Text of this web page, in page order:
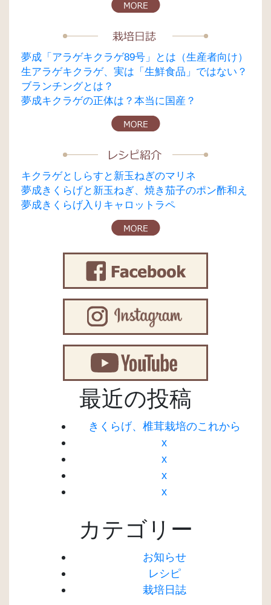
夢成「アラゲキクラゲ89号」とは（生産者向け）
生アラゲキクラゲ、実は「生鮮食品」ではない？
ブランチングとは？
夢成キクラゲの正体は？本当に国産？
キクラゲとしらすと新玉ねぎのマリネ
夢成きくらげと新玉ねぎ、焼き茄子のポン酢和え
夢成きくらげ入りキャロットラペ
最近の投稿
きくらげ、椎茸栽培のこれから
x
x
x
x
カテゴリー
お知らせ
レシピ
栽培日誌